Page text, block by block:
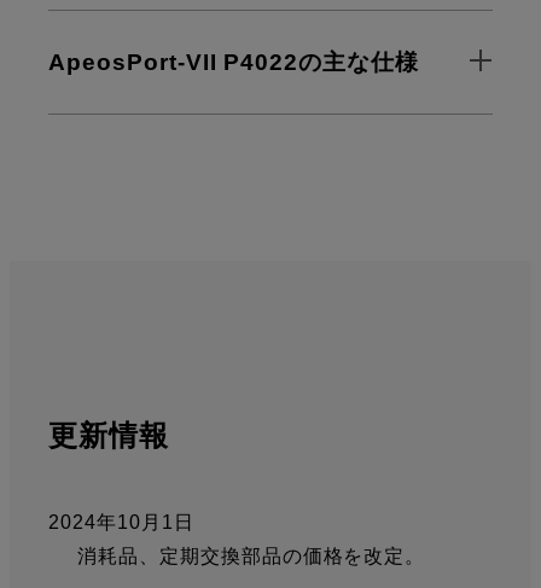
ApeosPort-VII P4022の主な仕様
更新情報
2024年10月1日
消耗品、定期交換部品の価格を改定。